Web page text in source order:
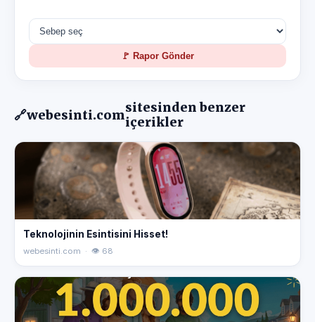
🚩 Rapor Gönder
🔗webesinti.comsitesinden benzer
içerikler
Teknolojinin Esintisini Hisset!
webesinti.com · 👁 68